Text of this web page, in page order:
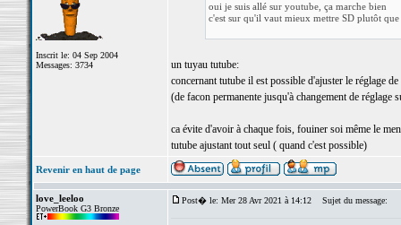
Inscrit le: 04 Sep 2004
Messages: 3734
oui je suis allé sur youtube, ça marche bien
c'est sur qu'il vaut mieux mettre SD plutôt
un tuyau tutube:
concernant tutube il est possible d'ajuster le réglage
(de facon permanente jusqu'à changement de réglage
ca évite d'avoir à chaque fois, fouiner soi même le
tutube ajustant tout seul ( quand c'est possible)
Revenir en haut de page
love_leeloo
PowerBook G3 Bronze
Post� le: Mer 28 Avr 2021 à 14:12 Sujet du message: